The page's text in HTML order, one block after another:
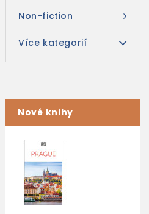
Non-fiction
Více kategorií
Nové knihy